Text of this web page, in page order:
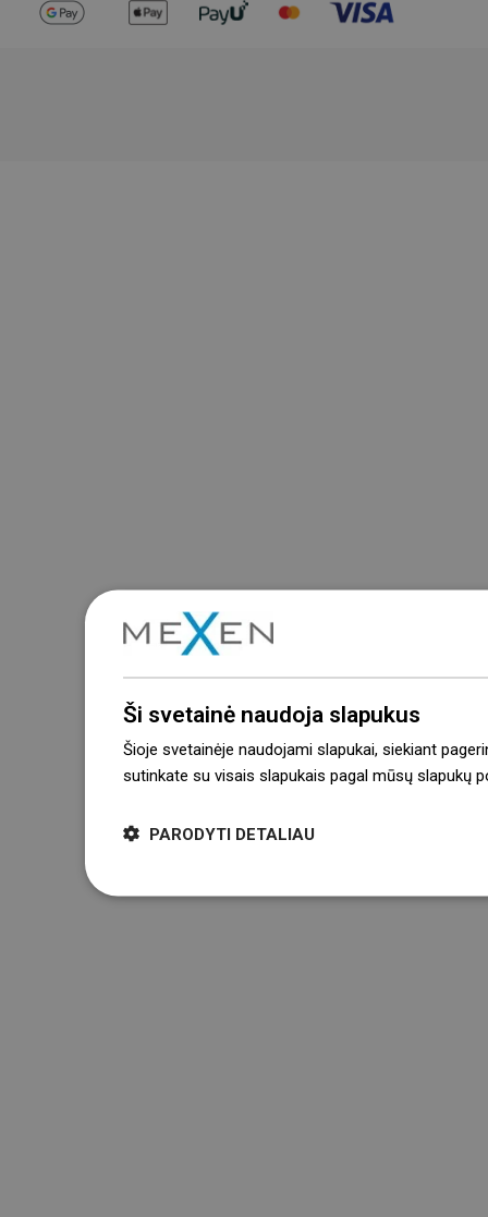
Ši svetainė naudoja slapukus
Šioje svetainėje naudojami slapukai, siekiant
sutinkate su visais slapukais pagal mūsų slapukų
PARODYTI DETALIAU